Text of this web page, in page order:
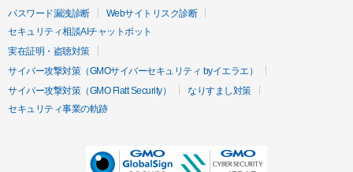
パスワード漏洩診断
Webサイトリスク診断
セキュリティ相談AIチャットボット
実在証明・盗聴対策
サイバー攻撃対策（GMOサイバーセキュリティ byイエラエ）
サイバー攻撃対策（GMO Flatt Security）
なりすまし対策
セキュリティ事業の軌跡